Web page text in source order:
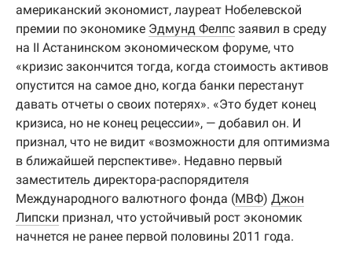
американский экономист, лауреат Нобелевской
премии по экономике Эдмунд Фелпс заявил в среду
на II Астанинском экономическом форуме, что
«кризис закончится тогда, когда стоимость активов
опустится на самое дно, когда банки перестанут
давать отчеты о своих потерях». «Это будет конец
кризиса, но не конец рецессии», — добавил он. И
признал, что не видит «возможности для оптимизма
в ближайшей перспективе». Недавно первый
заместитель директора-распорядителя
Международного валютного фонда (МВФ) Джон
Липски признал, что устойчивый рост экономик
начнется не ранее первой половины 2011 года.